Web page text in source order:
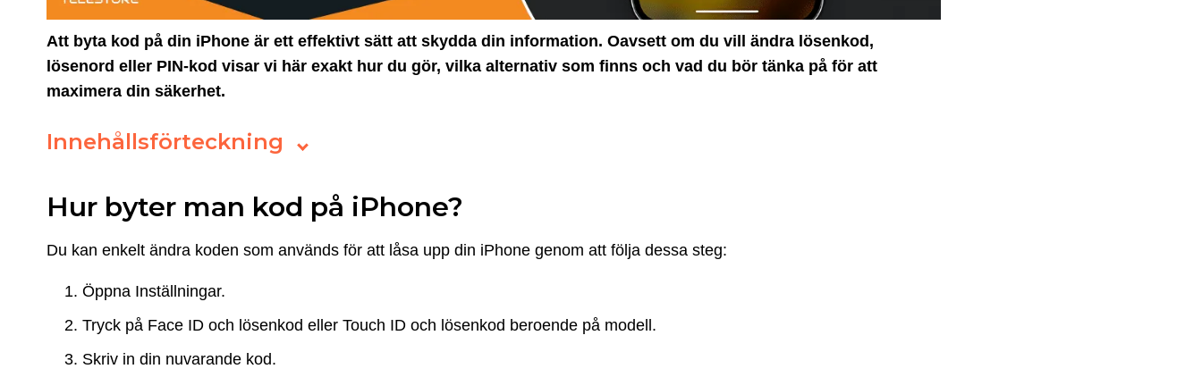
Att byta kod på din iPhone är ett effektivt sätt att skydda din information. Oavsett om du vill ändra lösenkod,
lösenord eller PIN-kod visar vi här exakt hur du gör, vilka alternativ som finns och vad du bör tänka på för att
maximera din säkerhet.
Innehållsförteckning
Hur byter man kod på iPhone?
Du kan enkelt ändra koden som används för att låsa upp din iPhone genom att följa dessa steg:
Öppna Inställningar.
Tryck på Face ID och lösenkod eller Touch ID och lösenkod beroende på modell.
Skriv in din nuvarande kod.